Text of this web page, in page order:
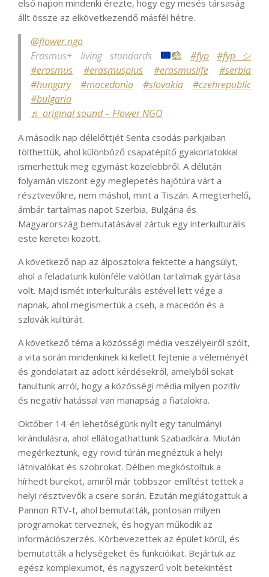
első napon mindenki érezte, hogy egy mesés társaság
állt össze az elkövetkezendő másfél hétre.
@flower.ngo
Erasmus+ living standards
#fyp
#fypシ
#erasmus
#erasmusplus #erasmuslife
#serbia
#hungary
#macedonia #slovakia
#czehrepublic
#bulgaria
♬ original sound – Flower NGO
A második nap délelőttjét Senta csodás parkjaiban
tölthettük, ahol különböző csapatépítő gyakorlatokkal
ismerhettük meg egymást közelebbről. A délután
folyamán viszont egy meglepetés hajótúra várt a
résztvevőkre, nem máshol, mint a Tiszán. A megterhelő,
ámbár tartalmas napot Szerbia, Bulgária és
Magyarország bemutatásával zártuk egy interkulturális
este keretei között.
A következő nap az álposztokra fektette a hangsúlyt,
ahol a feladatunk különféle valótlan tartalmak gyártása
volt. Majd ismét interkulturális estével lett vége a
napnak, ahol megismertük a cseh, a macedón és a
szlovák kultúrát.
A következő téma a közösségi média veszélyeiről szólt,
a vita során mindenkinek ki kellett fejtenie a véleményét
és gondolatait az adott kérdésekről, amelyből sokat
tanultunk arról, hogy a közösségi média milyen pozitív
és negatív hatással van manapság a fiatalokra.
Október 14-én lehetőségünk nyílt egy tanulmányi
kirándulásra, ahol ellátogathattunk Szabadkára. Miután
megérkeztünk, egy rövid túrán megnéztük a helyi
látnivalókat és szobrokat. Délben megkóstoltuk a
hírhedt burekot, amiről már többször említést tettek a
helyi résztvevők a csere során. Ezután meglátogattuk a
Pannon RTV-t, ahol bemutatták, pontosan milyen
programokat terveznek, és hogyan működik az
információszerzés. Körbevezettek az épület körül, és
bemutatták a helységeket és funkcióikat. Bejártuk az
egész komplexumot, és nagyszerű volt betekintést